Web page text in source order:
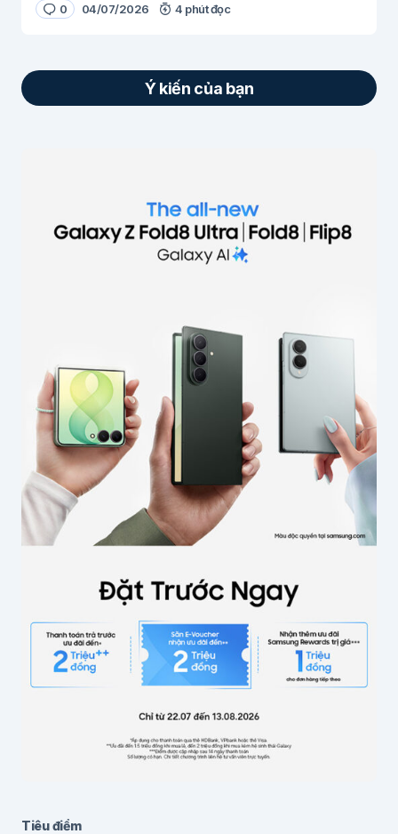
0 04/07/2026 4 phút đọc
Ý kiến của bạn
Các trường bắt buộc được đánh dấu
Nội dung*
Tên của bạn*
Email
Lưu thông tin cho lần bình luận sau
Gửi bình luận
Tiêu điểm